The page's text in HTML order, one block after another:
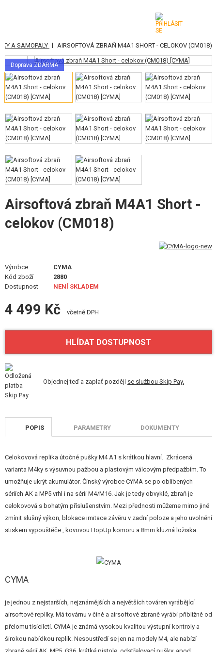
KATEGORIE
AIRSOFTOVÉ ZBRANĚ
VZDUCHOVÉ ZBRANĚ, PRAKY
GRANÁTOMETY, GRANÁTY
KULIČKY, PLYN
AKUMULÁTORY, NABÍJEČKY
ZÁSOBNÍKY, PLNIČKY
BRÝLE, MASKY
VÝSTROJ, UNIFORMY, POUZDRA
VYSÍLAČKY, HEADSETY, KAMERY
DOPLŇKY KE ZBRANÍM, POPRUHY
NÁHRADNÍ DÍLY, UPGRADE
SERVIS A ÚDRŽBA ZBRANÍ
SEBEOBRANA, VÝCVIK, NOŽE
TERČE, STŘELNICE
OUTDOOR A BUSHCRAFT
JÍDLO
REKLAMNÍ PŘEDMĚTY
POŠKOZENÉ, POUŽITÉ ZBOŽÍ
NOVINKY
SLEVY, AKCE
A SAMOPALY | AIRSOFTOVÁ ZBRAŇ M4A1 SHORT - CELOKOV (CM018)
Doprava ZDARMA
Airsoftová zbraň M4A1 Short -
celokov (CM018)
Výrobce
CYMA
Kód zboží
2880
Dostupnost
NENÍ SKLADEM
4 499 Kč včetně DPH
HLÍDAT DOSTUPNOST
Objednej teď a zaplať později se službou Skip Pay.
POPIS PARAMETRY DOKUMENTY
Celokovová replika útočné pušky M4 A1 s krátkou hlavní. Zkrácená
varianta M4ky s výsuvnou pažbou a plastovým válcovým předpažbím. To
umožňuje ukrýt akumulátor. Čínský výrobce CYMA se po oblíbených
sériích AK a MP5 vrhl i na sérii M4/M16. Jak je tedy obvyklé, zbraň je
celokovová s bohatým příslušenstvím. Mezi přednosti můžeme mimo jiné
zmínit slušný výkon, blokace imitace závěru v zadní poloze a jeho uvolnění
stiskem vypouštěče , kovovou HopUp komoru a 8mm kluzná ložiska.
CYMA
je jednou z nejstarších, nejznámějších a největších továren vyrábějící
airsoftové repliky. Má továrnu v číně a airsoftové zbraně vyrábí přibližně od
přelomu tisíciletí. CYMA je známá vysokou kvalitou výstupní kontroly a
širokou nabídkou replik. Nesoustředí se jen na modely M4, ale nabízí